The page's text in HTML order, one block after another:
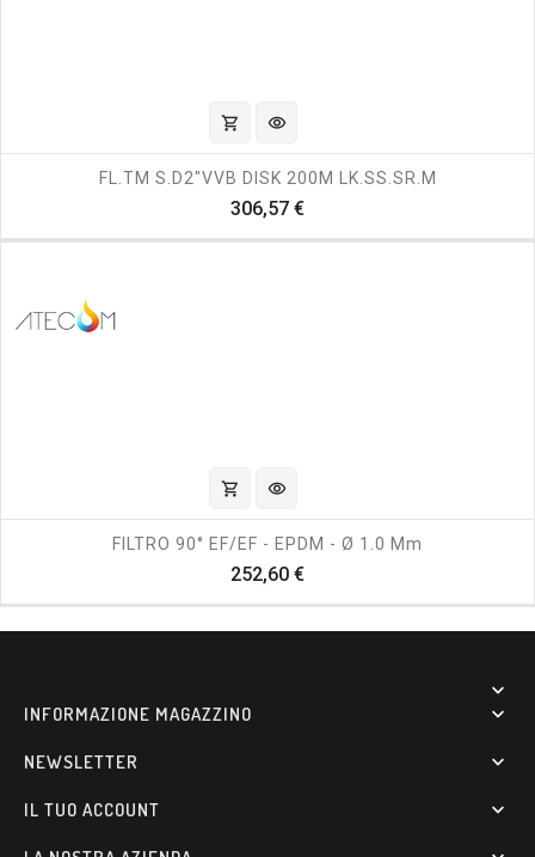
shopping_cart visibility
FL.TM S.D2"VVB DISK 200M LK.SS.SR.M
306,57 €Prezzo
shopping_cart visibility
FILTRO 90° EF/EF - EPDM - Ø 1.0 Mm
252,60 €Prezzo

INFORMAZIONE MAGAZZINO 
NEWSLETTER 
IL TUO ACCOUNT 